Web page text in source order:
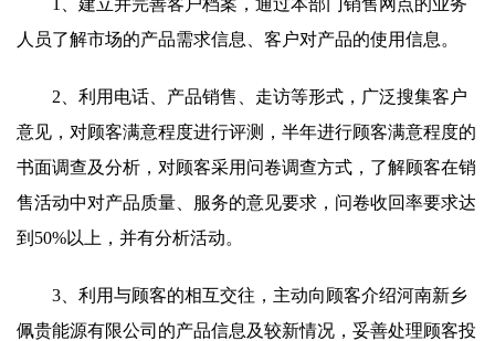
1、建立并完善客户档案，通过本部门销售网点的业务
人员了解市场的产品需求信息、客户对产品的使用信息。
2、利用电话、产品销售、走访等形式，广泛搜集客户
意见，对顾客满意程度进行评测，半年进行顾客满意程度的
书面调查及分析，对顾客采用问卷调查方式，了解顾客在销
售活动中对产品质量、服务的意见要求，问卷收回率要求达
到50%以上，并有分析活动。
3、利用与顾客的相互交往，主动向顾客介绍河南新乡
佩贵能源有限公司的产品信息及较新情况，妥善处理顾客投